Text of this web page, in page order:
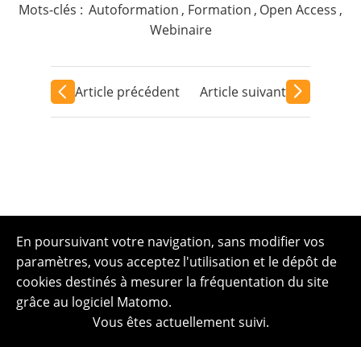
Mots-clés : Autoformation , Formation , Open Access ,
Webinaire
Article précédent Article suivant
En poursuivant votre navigation, sans modifier vos
paramètres, vous acceptez l'utilisation et le dépôt de
cookies destinés à mesurer la fréquentation du site
grâce au logiciel Matomo.
Vous êtes actuellement suivi.